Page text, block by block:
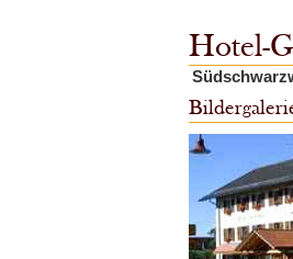
Hotel-